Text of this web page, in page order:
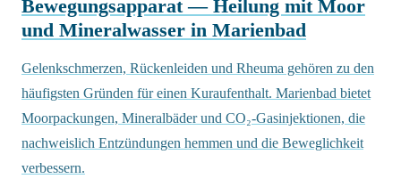
Bewegungsapparat — Heilung mit Moor
und Mineralwasser in Marienbad
Gelenkschmerzen, Rückenleiden und Rheuma gehören zu den
häufigsten Gründen für einen Kuraufenthalt. Marienbad bietet
Moorpackungen, Mineralbäder und CO₂-Gasinjektionen, die
nachweislich Entzündungen hemmen und die Beweglichkeit
verbessern.